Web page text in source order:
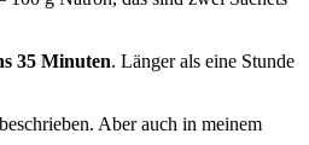
35 Minuten. Länger als eine Stunde
Aber auch in meinem